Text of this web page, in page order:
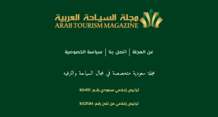
عن المجلة اتصل بنا سياسة الخصوصية
مجلة سعودية متخصصة في مجال السياحة والترفيه
ترخـيص إعـلامي سـعودي رقــم: 160495
ترخيص إعلامي من لندن رقم: 16321584